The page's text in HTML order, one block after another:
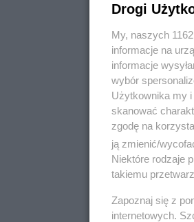
Drogi
My, naszych
informacje na
informacje
wybór
Użytkownika my
skanować
zgodę na
ją zmienić/
Niektóre rodzaje
takiemu
Zapoznaj się z
internetowych.